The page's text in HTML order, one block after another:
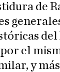
de
el
y